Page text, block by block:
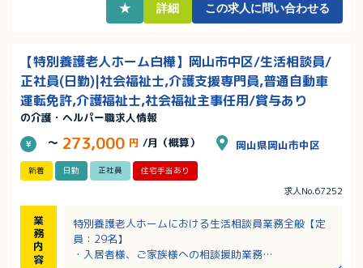
★ 詳細 この求人に問い合わせる
【特別養護老人ホーム白樺】岡山市中区/生活相談員/
正社員(日勤)|社会福祉士,介護支援専門員,普通自動車
運転免許,介護福祉士,社会福祉主事任用/賞与あり
の介護・ヘルパー職求人情報
～ 273,000 円 /月（概算） 岡山県岡山市中区
新着 日勤 正社員 住宅手当あり
求人No.67252
業
務
内
容
特別養護老人ホームにおける生活相談員業務全般【定
員：29名】
・入居者様、ご家族様への相談援助業務